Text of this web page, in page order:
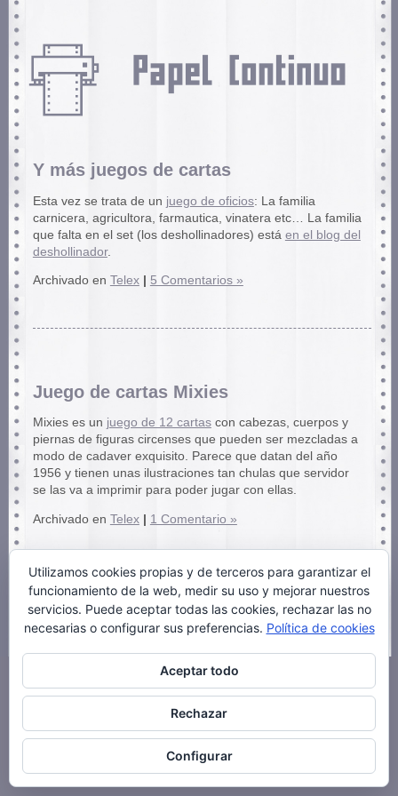
Y más juegos de cartas
Esta vez se trata de un juego de oficios: La familia
carnicera, agricultora, farmautica, vinatera etc… La familia
que falta en el set (los deshollinadores) está en el blog del
deshollinador.
Archivado en Telex 5 Comentarios »
Juego de cartas Mixies
Mixies es un juego de 12 cartascon cabezas, cuerpos y
piernas de figuras circenses que pueden ser mezcladas a
modo de cadaver exquisito. Parece que datan del año
1956 y tienen unas ilustraciones tan chulas que servidor
se las va a imprimir para poder jugar con ellas.
Archivado en Telex 1 Comentario »
Utilizamos cookies propias y de terceros para garantizar el
funcionamiento de la web, medir su uso y mejorar nuestros
servicios. Puede aceptar todas las cookies, rechazar las no
necesarias o configurar sus preferencias. Política de cookies
Aceptar todo
Rechazar
Configurar